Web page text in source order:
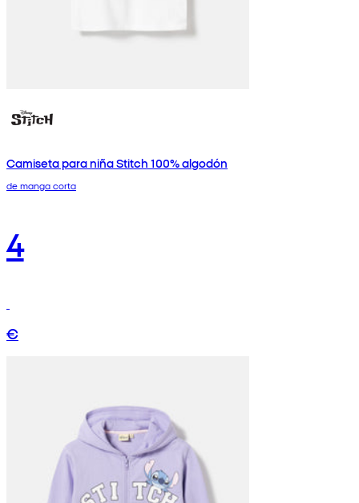
Camiseta para niña Stitch 100% algodón
de manga corta
4
€